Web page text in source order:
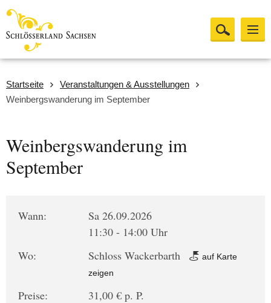
Startseite
Veranstaltungen & Ausstellungen
Weinbergswanderung im September
Weinbergswanderung im
September
Wann:
Sa 26.09.2026
11:30 - 14:00 Uhr
Wo:
Schloss Wackerbarth
auf Karte
zeigen
Preise:
31,00 € p. P.